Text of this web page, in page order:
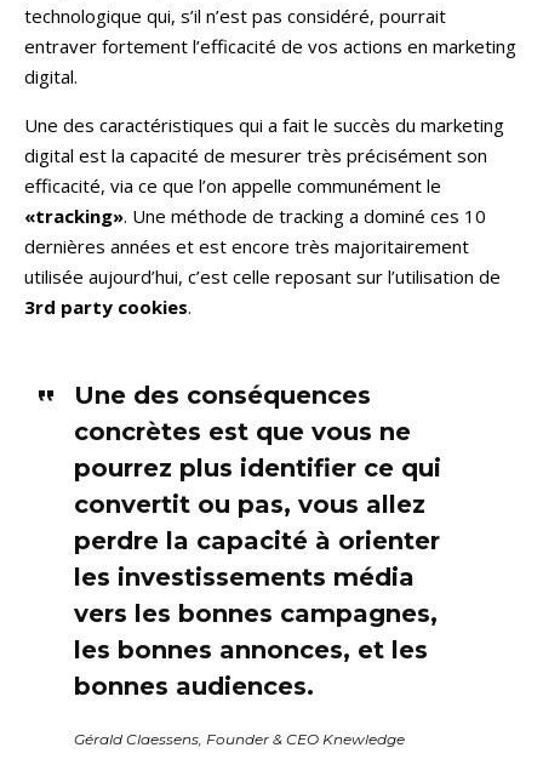
technologique qui, s’il n’est pas considéré, pourrait
entraver fortement l’efficacité de vos actions en marketing
digital.
Une des caractéristiques qui a fait le succès du marketing
digital est la capacité de mesurer très précisément son
efficacité, via ce que l’on appelle communément le
«tracking». Une méthode de tracking a dominé ces 10
dernières années et est encore très majoritairement
utilisée aujourd’hui, c’est celle reposant sur l’utilisation de
3rd party cookies.
Une des conséquences
concrètes est que vous ne
pourrez plus identifier ce qui
convertit ou pas, vous allez
perdre la capacité à orienter
les investissements média
vers les bonnes campagnes,
les bonnes annonces, et les
bonnes audiences.
Gérald Claessens, Founder & CEO Knewledge